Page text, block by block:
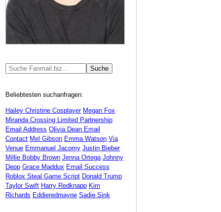
Beliebtesten suchanfragen:
Hailey Christine Cosplayer Megan Fox
Miranda Crossing Limited Partnership
Email Address Olivia Dean Email
Contact Mel Gibson Emma Watson Via
Venue Emmanuel Jacomy Justin Bieber
Millie Bobby Brown Jenna Ortega Johnny
Depp Grace Maddux Email Success
Roblox Steal Game Script Donald Trump
Taylor Swift Harry Redknapp Kim
Richards Eddieredmayne Sadie Sink